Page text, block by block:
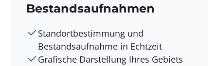
Bestandsaufnahmen
Standortbestimmung und
Bestandsaufnahme in Echtzeit
Grafische Darstellung Ihres Gebiets